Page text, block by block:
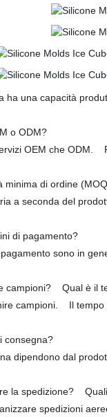
ha una capacità
o ODM?
OEM che ODM.
minima di ordine
a seconda del
di pagamento?
sono in
campioni?
Qual è il
campioni.
Il tempo
consegna?
dipendono dal
la spedizione?
spedizioni